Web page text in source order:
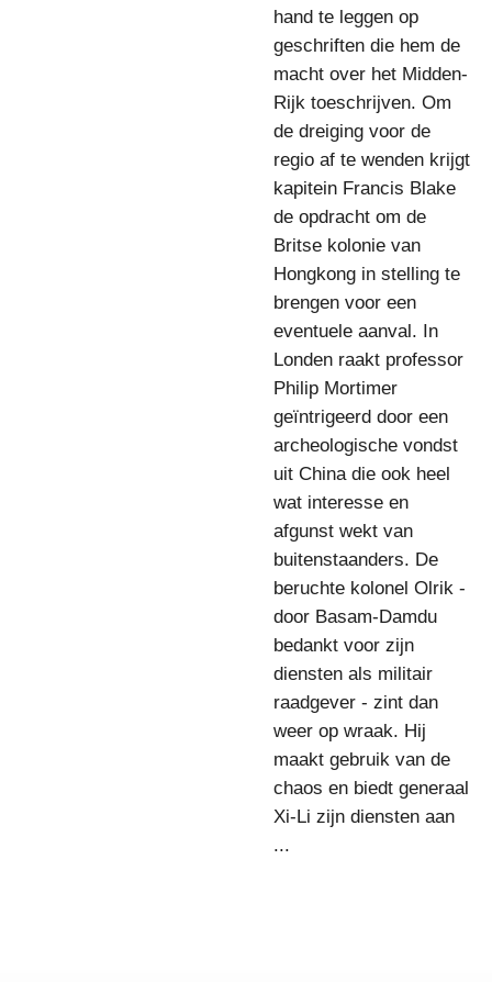
hand te leggen op
geschriften die hem de
macht over het Midden-
Rijk toeschrijven. Om
de dreiging voor de
regio af te wenden krijgt
kapitein Francis Blake
de opdracht om de
Britse kolonie van
Hongkong in stelling te
brengen voor een
eventuele aanval. In
Londen raakt professor
Philip Mortimer
geïntrigeerd door een
archeologische vondst
uit China die ook heel
wat interesse en
afgunst wekt van
buitenstaanders. De
beruchte kolonel Olrik -
door Basam-Damdu
bedankt voor zijn
diensten als militair
raadgever - zint dan
weer op wraak. Hij
maakt gebruik van de
chaos en biedt generaal
Xi-Li zijn diensten aan
...